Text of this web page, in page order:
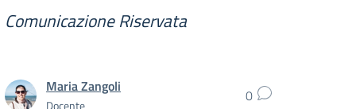
Comunicazione Riservata
Maria Zangoli
Docente 0